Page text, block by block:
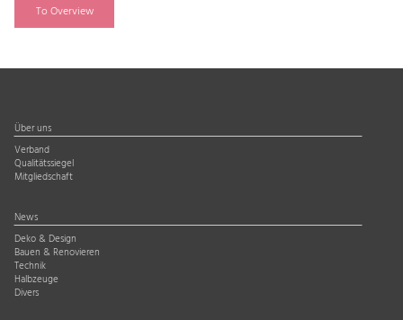
To Overview
Über uns
Verband
Qualitätssiegel
Mitgliedschaft
News
Deko & Design
Bauen & Renovieren
Technik
Halbzeuge
Divers